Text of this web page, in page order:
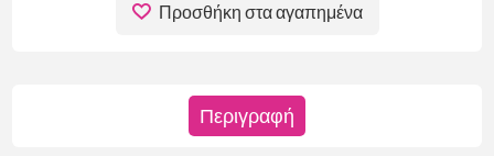
Προσθήκη στα αγαπημένα
Περιγραφή